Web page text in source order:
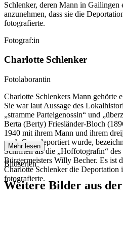
Schlenker, deren Mann in Gailingen
anzunehmen, dass sie die
fotografierte.
Fotograf:in
Charlotte Schlenker
Fotolaborantin
Charlotte Schlenkers Mann gehörte
Sie war laut Aussage des
„stramme Parteigenossin“ und
Berta (Berty) Friesländer-Bloch
1940 mit ihrem Mann und ihrem
nach Gurs deportiert wurde,
Schriften als die „Hoffotografin“
Bürgermeisters Willy Becher. Es ist
Charlotte Schlenker die Deportation
fotografierte.
Mehr lesen
Bildserien
Weitere Bilder aus